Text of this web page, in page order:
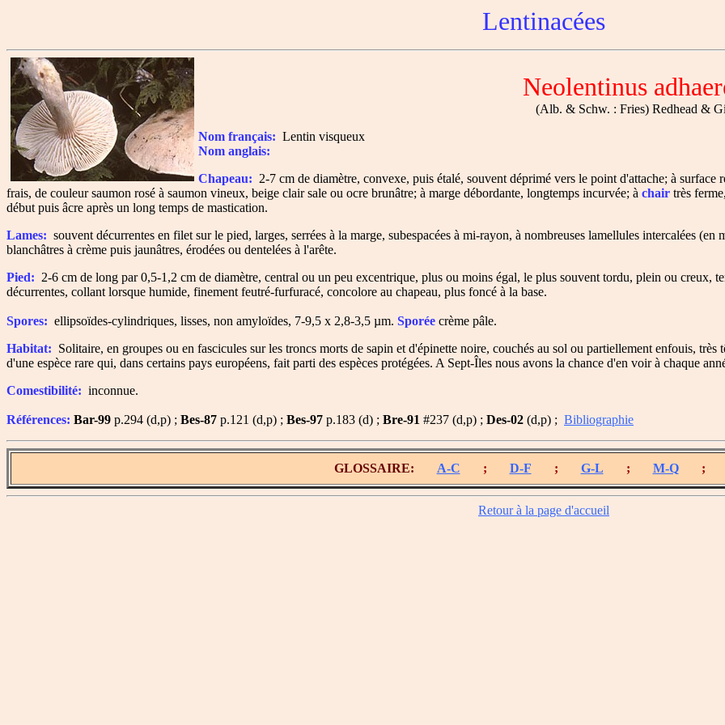
Lentinacées
Neolentinus
(Alb. & Schw. : Fries) Redhead &
Nom français: Lentin visqueux
Nom anglais:
Chapeau: 2-7 cm de diamètre, convexe, puis étalé, souvent déprimé vers le point d'attache; à surface
frais, de couleur saumon rosé à saumon vineux, beige clair sale ou ocre brunâtre; à marge débordante, longtemps incurvée; à chair très
début puis âcre après un long temps de mastication.
Lames: souvent décurrentes en filet sur le pied, larges, serrées à la marge, subespacées à mi-rayon, à nombreuses lamellules intercalées
blanchâtres à crème puis jaunâtres, érodées ou dentelées à l'arête.
Pied: 2-6 cm de long par 0,5-1,2 cm de diamètre, central ou un peu excentrique, plus ou moins égal, le plus souvent tordu, plein ou creux,
décurrentes, collant lorsque humide, finement feutré-furfuracé, concolore au chapeau, plus foncé à la base.
Spores: ellipsoïdes-cylindriques, lisses, non amyloïdes, 7-9,5 x 2,8-3,5 µm. Sporée crème pâle.
Habitat: Solitaire, en groupes ou en fascicules sur les troncs morts de sapin et d'épinette noire, couchés au sol ou partiellement enfouis,
d'une espèce rare qui, dans certains pays européens, fait parti des espèces protégées. A Sept-Îles nous avons la chance d'en voir à chaque
Comestibilité: inconnue.
Références: Bar-99 p.294 (d,p) ; Bes-87 p.121 (d,p) ; Bes-97 p.183 (d) ; Bre-91 #237 (d,p) ; Des-02 (d,p) ; Bibliographie
GLOSSAIRE: A-C ; D-F ; G-L ; M-Q ;
Retour à la page d'accueil